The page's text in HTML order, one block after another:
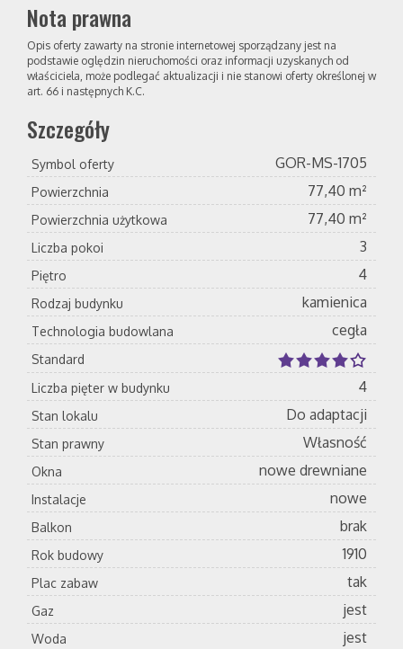
Nota prawna
Opis oferty zawarty na stronie internetowej sporządzany jest na
podstawie oględzin nieruchomości oraz informacji uzyskanych od
właściciela, może podlegać aktualizacji i nie stanowi oferty określonej w
art. 66 i następnych K.C.
Szczegóły
Symbol oferty GOR-MS-1705
Powierzchnia 77,40 m²
Powierzchnia użytkowa 77,40 m²
Liczba pokoi 3
Piętro 4
Rodzaj budynku kamienica
Technologia budowlana cegła
Standard
Liczba pięter w budynku
4
Stan lokalu Do adaptacji
Stan prawny Własność
Okna nowe drewniane
Instalacje nowe
Balkon brak
Rok budowy 1910
Plac zabaw tak
Gaz jest
Woda jest